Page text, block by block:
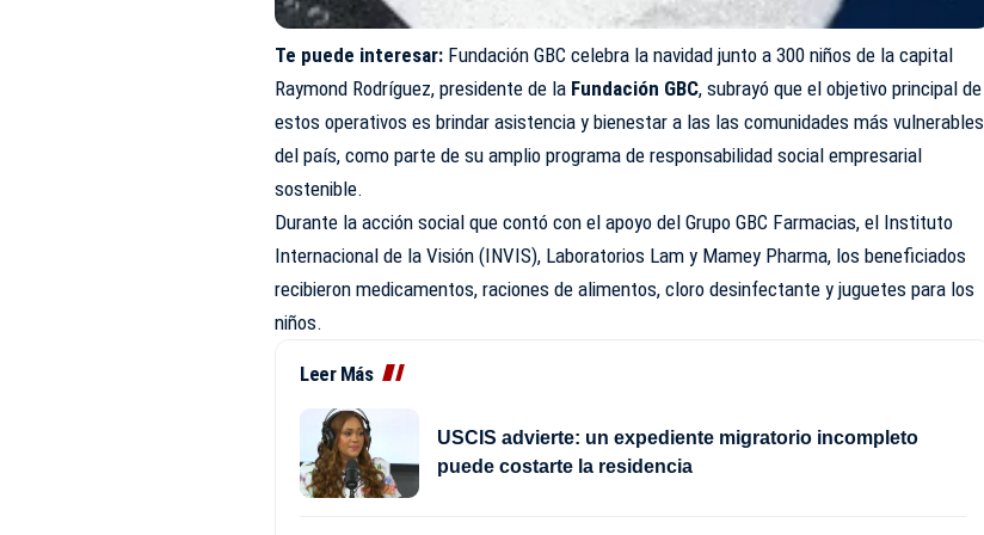
Te puede interesar: Fundación GBC celebra la navidad junto a 300 niños de la capital
Raymond Rodríguez, presidente de la Fundación GBC, subrayó que el objetivo principal de
estos operativos es brindar asistencia y bienestar a las las comunidades más vulnerables
del país, como parte de su amplio programa de responsabilidad social empresarial
sostenible.
Durante la acción social que contó con el apoyo del Grupo GBC Farmacias, el Instituto
Internacional de la Visión (INVIS), Laboratorios Lam y Mamey Pharma, los beneficiados
recibieron medicamentos, raciones de alimentos, cloro desinfectante y juguetes para los
niños.
Leer Más
USCIS advierte: un expediente migratorio incompleto
puede costarte la residencia